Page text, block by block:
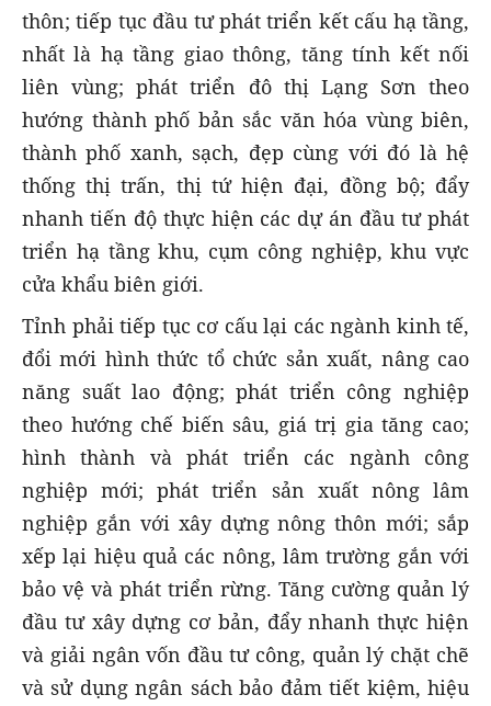
thôn; tiếp tục đầu tư phát triển kết cấu hạ tầng,
nhất là hạ tầng giao thông, tăng tính kết nối
liên vùng; phát triển đô thị Lạng Sơn theo
hướng thành phố bản sắc văn hóa vùng biên,
thành phố xanh, sạch, đẹp cùng với đó là hệ
thống thị trấn, thị tứ hiện đại, đồng bộ; đẩy
nhanh tiến độ thực hiện các dự án đầu tư phát
triển hạ tầng khu, cụm công nghiệp, khu vực
cửa khẩu biên giới.
Tỉnh phải tiếp tục cơ cấu lại các ngành kinh tế,
đổi mới hình thức tổ chức sản xuất, nâng cao
năng suất lao động; phát triển công nghiệp
theo hướng chế biến sâu, giá trị gia tăng cao;
hình thành và phát triển các ngành công
nghiệp mới; phát triển sản xuất nông lâm
nghiệp gắn với xây dựng nông thôn mới; sắp
xếp lại hiệu quả các nông, lâm trường gắn với
bảo vệ và phát triển rừng. Tăng cường quản lý
đầu tư xây dựng cơ bản, đẩy nhanh thực hiện
và giải ngân vốn đầu tư công, quản lý chặt chẽ
và sử dụng ngân sách bảo đảm tiết kiệm, hiệu